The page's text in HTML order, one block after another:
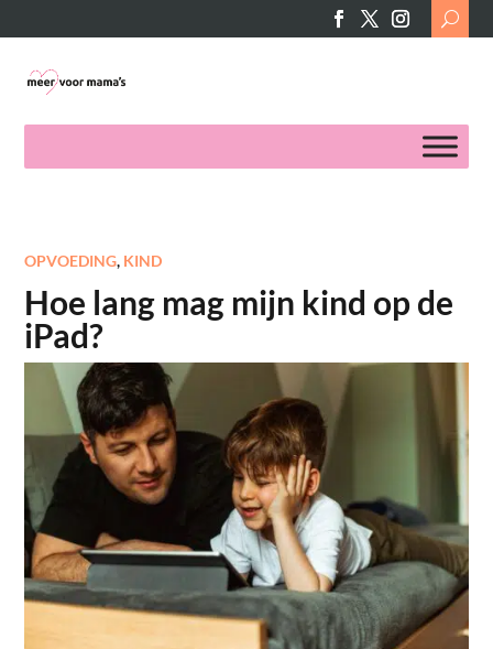
Search
for:
OPVOEDING, KIND
Hoe lang mag mijn kind op de
iPad?